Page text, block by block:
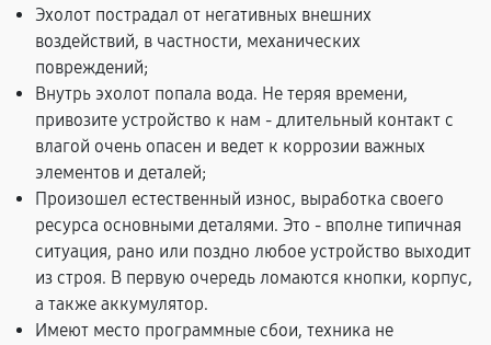
Эхолот пострадал от негативных внешних
воздействий, в частности, механических
повреждений;
Внутрь эхолот попала вода. Не теряя времени,
привозите устройство к нам - длительный контакт с
влагой очень опасен и ведет к коррозии важных
элементов и деталей;
Произошел естественный износ, выработка своего
ресурса основными деталями. Это - вполне типичная
ситуация, рано или поздно любое устройство выходит
из строя. В первую очередь ломаются кнопки, корпус,
а также аккумулятор.
Имеют место программные сбои, техника не